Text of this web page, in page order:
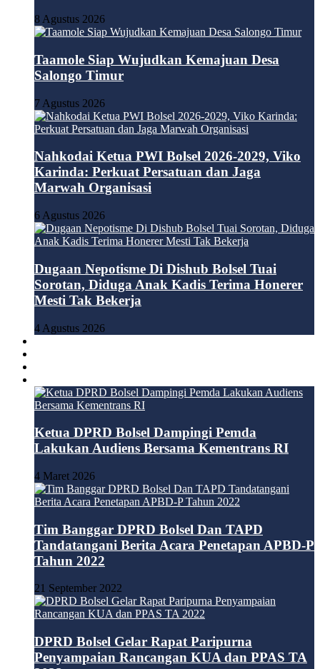
8 Agustus 2026
Taamole Siap Wujudkan Kemajuan Desa
Salongo Timur
7 Agustus 2026
Nahkodai Ketua PWI Bolsel 2026-2029, Viko
Karinda: Perkuat Persatuan dan Jaga
Marwah Organisasi
6 Agustus 2026
Dugaan Nepotisme Di Dishub Bolsel Tuai
Sorotan, Diduga Anak Kadis Terima Honerer
Mesti Tak Bekerja
4 Agustus 2026
Ketua DPRD Bolsel Dampingi Pemda
Lakukan Audiens Bersama Kementrans RI
4 Maret 2026
Tim Banggar DPRD Bolsel Dan TAPD
Tandatangani Berita Acara Penetapan APBD-P
Tahun 2022
21 September 2022
DPRD Bolsel Gelar Rapat Paripurna
Penyampaian Rancangan KUA dan PPAS TA